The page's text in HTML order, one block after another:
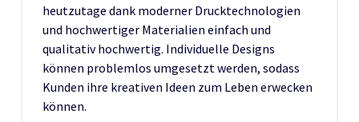
heutzutage dank moderner Drucktechnologien
und hochwertiger Materialien einfach und
qualitativ hochwertig. Individuelle Designs
können problemlos umgesetzt werden, sodass
Kunden ihre kreativen Ideen zum Leben erwecken
können.